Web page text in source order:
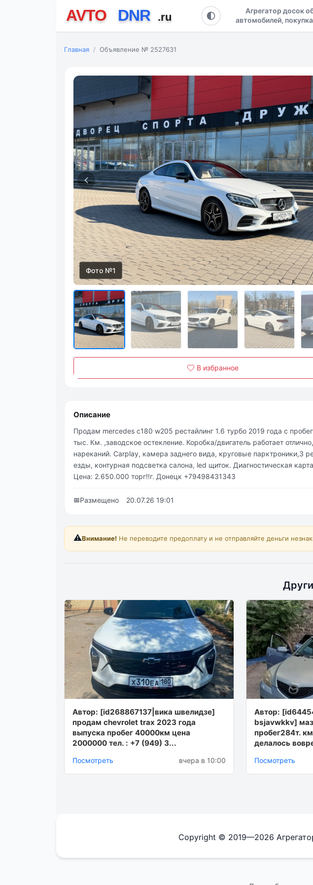
Агрегатор досок
автомобилей,
авто в
Главная Объявление № 2527631
Фото №1
В избранное
Описание
Продам mercedes c180 w205 рестайлинг 1.6 турбо 2019 года с
тыс. Км. ,заводское остекление. Коробка/двигатель работает
нареканий. Carplay, камера заднего вида, круговые парктроники,3
езды, контурная подсветка салона, led щиток. Диагностическая
Цена: 2.650.000 торг‼️г. Донецк +79498431343
📅Размещено 20.07.26 19:01
⚠️Внимание! Не переводите предоплату и не отправляйте деньги
Автор: [id268867137|вика швелидзе]
продам chevrolet trax 2023 года
выпуска пробег 40000км цена
2000000 тел. : +7 (949) 3...
Посмотреть вчера в 10:00
Автор:
bsjavwkkv]
пpобег284т.
делaлоcь
Посмотреть
Copyright © 2019—2026